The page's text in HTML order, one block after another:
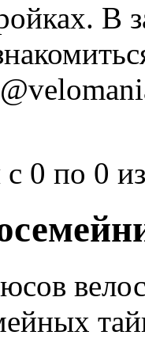
В
0 по 0